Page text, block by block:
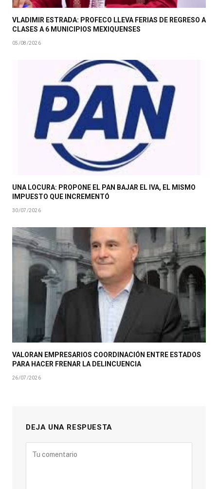
VLADIMIR ESTRADA: PROFECO LLEVA FERIAS DE REGRESO A
CLASES A 6 MUNICIPIOS MEXIQUENSES
05/08/2026
UNA LOCURA: PROPONE EL PAN BAJAR EL IVA, EL MISMO
IMPUESTO QUE INCREMENTÓ
30/07/2026
VALORAN EMPRESARIOS COORDINACIÓN ENTRE ESTADOS
PARA HACER FRENAR LA DELINCUENCIA
26/07/2026
DEJA UNA RESPUESTA